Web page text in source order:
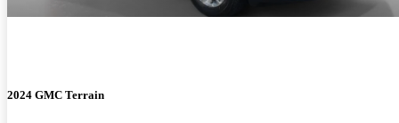
2024 GMC Terrain